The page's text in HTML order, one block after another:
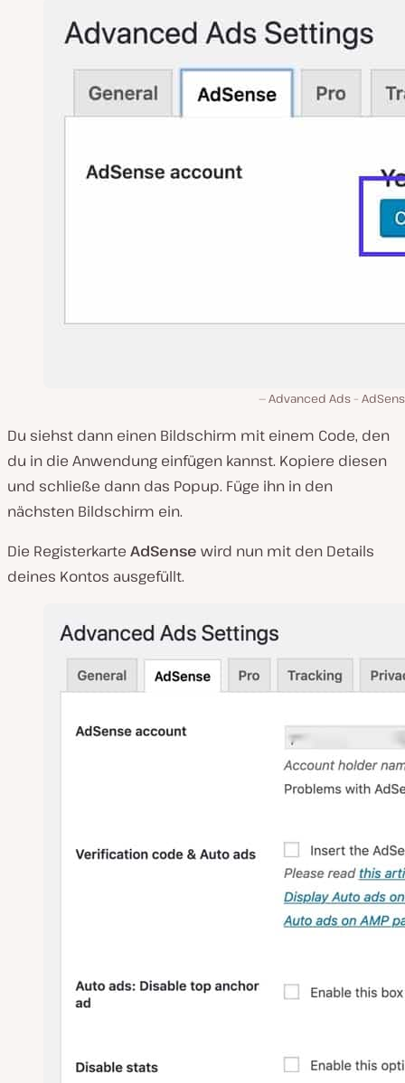
Advanced Ads –
Du siehst dann einen Bildschirm mit einem Code, den
du in die Anwendung einfügen kannst. Kopiere diesen
und schließe dann das Popup. Füge ihn in den
nächsten Bildschirm ein.
Die Registerkarte AdSense wird nun mit den Details
deines Kontos ausgefüllt.